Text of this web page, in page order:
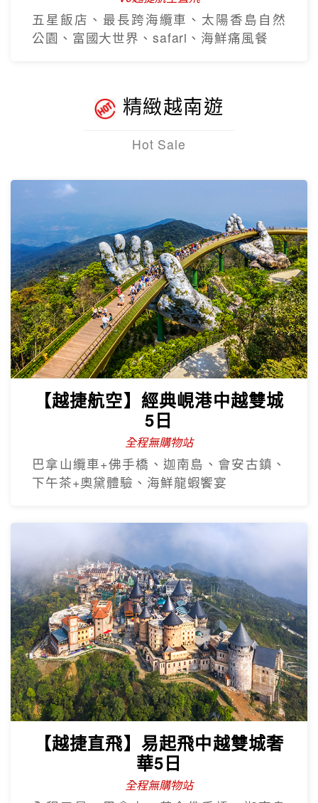
五星飯店、最長跨海纜車、太陽香島自然
公園、富國大世界、safari、海鮮痛風餐
精緻越南遊
Hot Sale
【越捷航空】經典峴港中越雙城
5日
全程無購物站
巴拿山纜車+佛手橋、迦南島、會安古鎮、
下午茶+奧黛體驗、海鮮龍蝦饗宴
【越捷直飛】易起飛中越雙城奢
華5日
全程無購物站